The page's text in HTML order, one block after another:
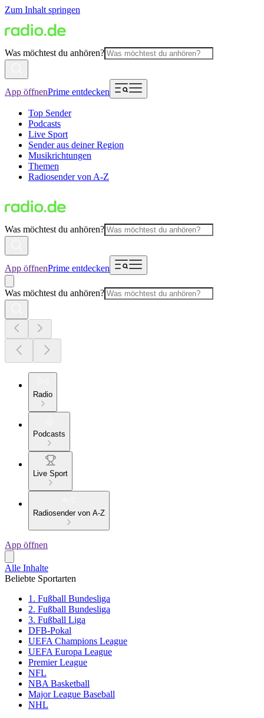
Zum Inhalt springen
Was möchtest du anhören?
App öffnenPrime entdecken
Top Sender
Podcasts
Live Sport
Sender aus deiner Region
Musikrichtungen
Themen
Radiosender von A-Z
Was möchtest du anhören?
App öffnenPrime entdecken
Was möchtest du anhören?
Radio
Podcasts
Live Sport
Radiosender von A-Z
App öffnen
Alle Inhalte
Beliebte Sportarten
1. Fußball Bundesliga
2. Fußball Bundesliga
3. Fußball Liga
DFB-Pokal
UEFA Champions League
UEFA Europa League
Premier League
NFL
NBA Basketball
Major League Baseball
NHL